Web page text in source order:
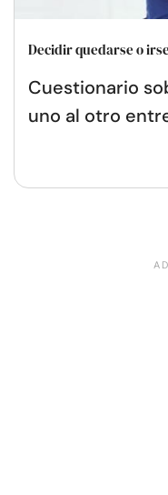
Decidir quedarse o irse
Cuestionario
uno al otro